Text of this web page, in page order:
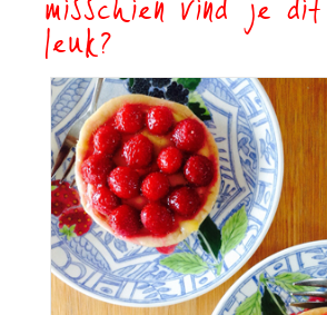
misschien vind je dit
leuk?